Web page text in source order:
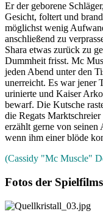
Er der geborene
Gesicht, foltert und
möglichst wenig
anschließend zu
Shara etwas zurück zu
Dummheit frisst. Mc
jeden Abend unter den
unerreicht. Es war jener
urinierte und Kaiser
bewarf. Die Kutsche
die Regats
erzählt gerne von seinen
wenn ihm einer blöde
(Cassidy "Mc Muscle"
Fotos der